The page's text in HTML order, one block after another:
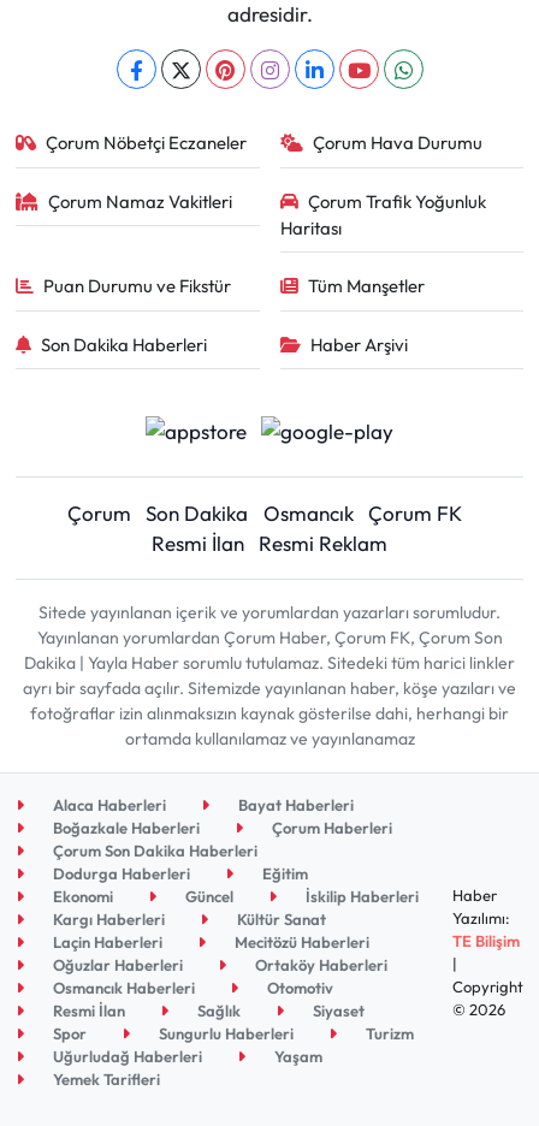
adresidir.
Çorum Nöbetçi Eczaneler Çorum Hava Durumu
Çorum Namaz Vakitleri
Çorum Trafik Yoğunluk
Haritası
Puan Durumu ve Fikstür Tüm Manşetler
Son Dakika Haberleri Haber Arşivi
Çorum Son Dakika Osmancık Çorum FK
Resmi İlan
Resmi Reklam
Sitede yayınlanan içerik ve yorumlardan yazarları sorumludur.
Yayınlanan yorumlardan Çorum Haber, Çorum FK, Çorum Son
Dakika | Yayla Haber sorumlu tutulamaz. Sitedeki tüm harici linkler
ayrı bir sayfada açılır. Sitemizde yayınlanan haber, köşe yazıları ve
fotoğraflar izin alınmaksızın kaynak gösterilse dahi, herhangi bir
ortamda kullanılamaz ve yayınlanamaz
Alaca Haberleri
Bayat Haberleri
Boğazkale Haberleri
Çorum Haberleri
Çorum Son Dakika Haberleri
Dodurga Haberleri
Eğitim
Ekonomi
Güncel
İskilip Haberleri
Kargı Haberleri
Kültür Sanat
Laçin Haberleri
Mecitözü Haberleri
Oğuzlar Haberleri
Ortaköy Haberleri
Osmancık Haberleri
Otomotiv
Resmi İlan
Sağlık
Siyaset
Spor
Sungurlu Haberleri
Turizm
Uğurludağ Haberleri
Yaşam
Yemek Tarifleri
Haber
Yazılımı:
TE Bilişim
|
Copyright
© 2026